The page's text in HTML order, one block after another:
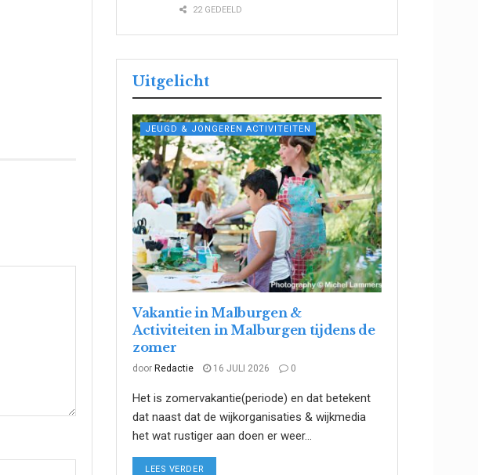
22 GEDEELD
Uitgelicht
JEUGD & JONGEREN ACTIVITEITEN
Vakantie in Malburgen &
Activiteiten in Malburgen tijdens de
zomer
door Redactie 16 JULI 2026 0
Het is zomervakantie(periode) en dat betekent
dat naast dat de wijkorganisaties & wijkmedia
het wat rustiger aan doen er weer...
LEES VERDER